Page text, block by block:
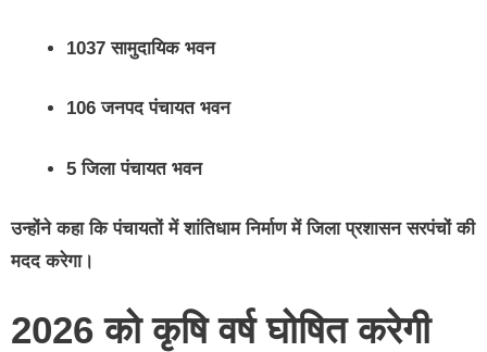
1037 सामुदायिक भवन
106 जनपद पंचायत भवन
5 जिला पंचायत भवन
उन्होंने कहा कि पंचायतों में शांतिधाम निर्माण में जिला प्रशासन सरपंचों की
मदद करेगा।
2026 को कृषि वर्ष घोषित करेगी